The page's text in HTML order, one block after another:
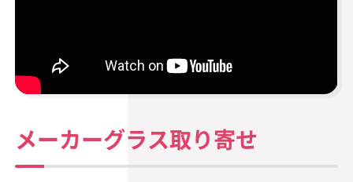
メーカーグラス取り寄せ